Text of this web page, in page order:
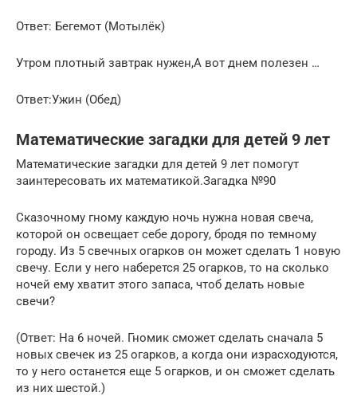
Ответ: Бегемот (Мотылёк)
Утром плотный завтрак нужен,А вот днем полезен …
Ответ:Ужин (Обед)
Математические загадки для детей 9 лет
Математические загадки для детей 9 лет помогут
заинтересовать их математикой.Загадка №90
Сказочному гному каждую ночь нужна новая свеча,
которой он освещает себе дорогу, бродя по темному
городу. Из 5 свечных огарков он может сделать 1 новую
свечу. Если у него наберется 25 огарков, то на сколько
ночей ему хватит этого запаса, чтоб делать новые
свечи?
(Ответ: На 6 ночей. Гномик сможет сделать сначала 5
новых свечек из 25 огарков, а когда они израсходуются,
то у него останется еще 5 огарков, и он сможет сделать
из них шестой.)